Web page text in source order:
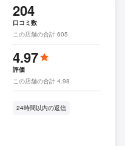
204
口コミ数
この店舗の合計 605
4.97
評価
この店舗の合計 4.98
24時間以内の返信